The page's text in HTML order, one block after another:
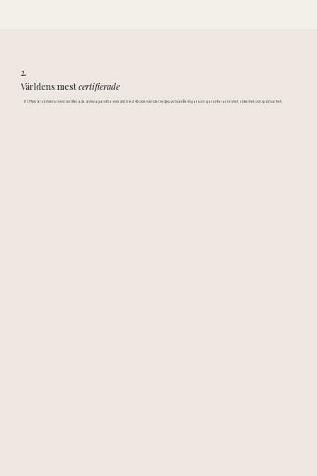
2.
Världens mestcertifierade
KSM66 är världens mest certifierade ashwagandha-extrakt med 46 oberoende tredjepartscerifieringar som garanterar renhet, säkerhet och spårbarhet.